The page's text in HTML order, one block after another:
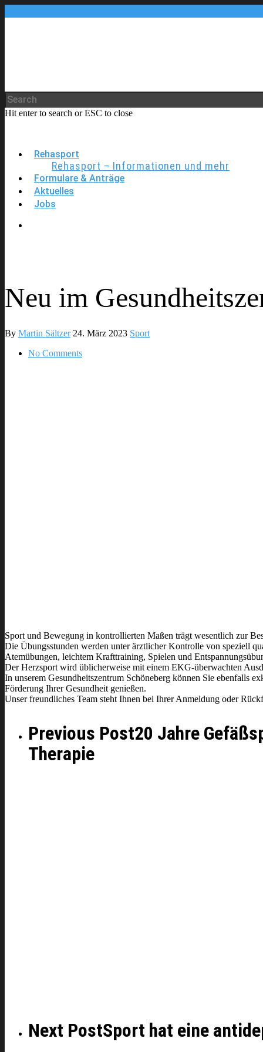
Hit enter to search or ESC to close
Rehasport
Rehasport – Informationen und mehr
Formulare & Anträge
Aktuelles
Jobs
Neu im
By Martin Sältzer 24. März 2023 Sport
No Comments
Sport und Bewegung in kontrollierten Maßen trägt wesentlich zur
Die Übungsstunden werden unter ärztlicher Kontrolle von speziell
Atemübungen, leichtem Krafttraining, Spielen und
Der Herzsport wird üblicherweise mit einem EKG-überwachten
In unserem Gesundheitszentrum Schöneberg können Sie ebenfalls
Förderung Ihrer Gesundheit genießen.
Unser freundliches Team steht Ihnen bei Ihrer Anmeldung oder
Previous Post20 Jahre
Therapie
Next PostSport hat eine